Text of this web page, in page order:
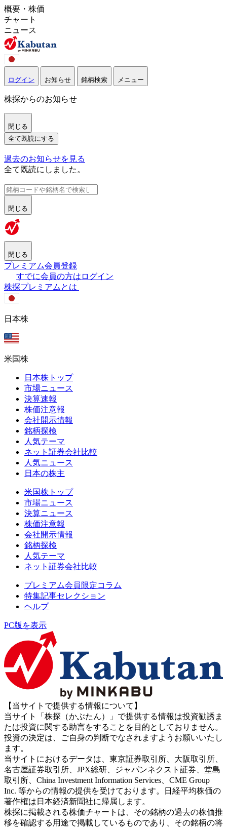
概要・株価
チャート
ニュース
ログイン お知らせ 銘柄検索 メニュー
株探からのお知らせ
閉じる
全て既読にする
過去のお知らせを見る
全て既読にしました。
閉じる
閉じる
プレミアム会員登録
すでに会員の方はログイン
株探プレミアムとは
日本株
米国株
日本株トップ
市場ニュース
決算速報
株価注意報
会社開示情報
銘柄探検
人気テーマ
ネット証券会社比較
人気ニュース
日本の株主
米国株トップ
市場ニュース
決算ニュース
株価注意報
会社開示情報
銘柄探検
人気テーマ
ネット証券会社比較
プレミアム会員限定コラム
特集記事セレクション
ヘルプ
PC版を表示
【当サイトで提供する情報について】
当サイト「株探（かぶたん）」で提供する情報は投資勧誘ま
たは投資に関する助言をすることを目的としておりません。
投資の決定は、ご自身の判断でなされますようお願いいたし
ます。
当サイトにおけるデータは、東京証券取引所、大阪取引所、
名古屋証券取引所、JPX総研、ジャパンネクスト証券、堂島
取引所、China Investment Information Services、CME Group
Inc. 等からの情報の提供を受けております。日経平均株価の
著作権は日本経済新聞社に帰属します。
株探に掲載される株価チャートは、その銘柄の過去の株価推
移を確認する用途で掲載しているものであり、その銘柄の将